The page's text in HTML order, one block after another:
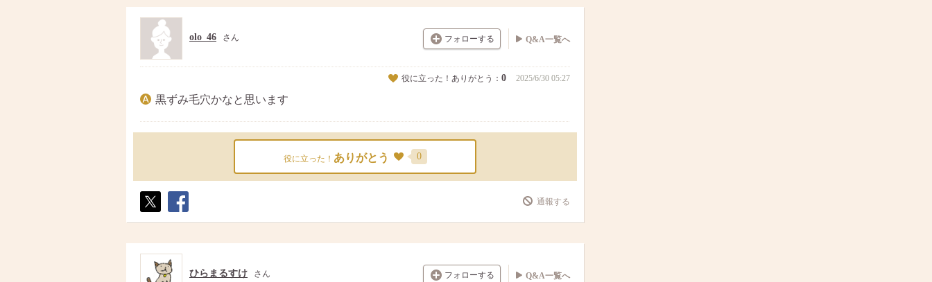
フォローする
olo_46 さん Q&A一覧へ
役に立った！ありがとう： 0 2025/6/30 05:27
黒ずみ毛穴かなと思います
役に立った！ ありがとう 0
ト
ア
通報する
フォローする
ひらまるすけ さん Q&A一覧へ